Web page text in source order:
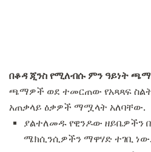
በቆዳ ጂንስ የሚለብሱ ምን ዓይነት
ጫማዎች ወደ ተመርጠው የአጻጻፍ
አጠቃላይ ዕቃዎች ማሟላት አለባቸው.
ያልተለመዱ የዊንዶው ዘይቤዎችን
ሜክሲንሲዎችን ማዋሃድ ተገቢ